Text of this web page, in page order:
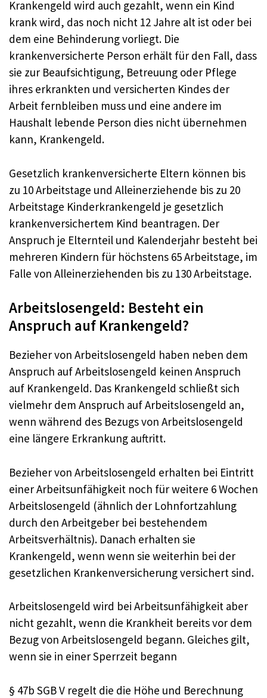
Krankengeld wird auch gezahlt, wenn ein Kind
krank wird, das noch nicht 12 Jahre alt ist oder bei
dem eine Behinderung vorliegt. Die
krankenversicherte Person erhält für den Fall, dass
sie zur Beaufsichtigung, Betreuung oder Pflege
ihres erkrankten und versicherten Kindes der
Arbeit fernbleiben muss und eine andere im
Haushalt lebende Person dies nicht übernehmen
kann, Krankengeld.
Gesetzlich krankenversicherte Eltern können bis
zu 10 Arbeitstage und Alleinerziehende bis zu 20
Arbeitstage Kinderkrankengeld je gesetzlich
krankenversichertem Kind beantragen. Der
Anspruch je Elternteil und Kalenderjahr besteht bei
mehreren Kindern für höchstens 65 Arbeitstage, im
Falle von Alleinerziehenden bis zu 130 Arbeitstage.
Arbeitslosengeld: Besteht ein
Anspruch auf Krankengeld?
Bezieher von Arbeitslosengeld haben neben dem
Anspruch auf Arbeitslosengeld keinen Anspruch
auf Krankengeld. Das Krankengeld schließt sich
vielmehr dem Anspruch auf Arbeitslosengeld an,
wenn während des Bezugs von Arbeitslosengeld
eine längere Erkrankung auftritt.
Bezieher von Arbeitslosengeld erhalten bei Eintritt
einer Arbeitsunfähigkeit noch für weitere 6 Wochen
Arbeitslosengeld (ähnlich der Lohnfortzahlung
durch den Arbeitgeber bei bestehendem
Arbeitsverhältnis). Danach erhalten sie
Krankengeld, wenn wenn sie weiterhin bei der
gesetzlichen Krankenversicherung versichert sind.
Arbeitslosengeld wird bei Arbeitsunfähigkeit aber
nicht gezahlt, wenn die Krankheit bereits vor dem
Bezug von Arbeitslosengeld begann. Gleiches gilt,
wenn sie in einer Sperrzeit begann
§ 47b SGB V regelt die die Höhe und Berechnung